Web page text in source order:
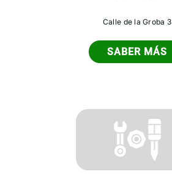
Calle de la Groba 3
SABER MÁS